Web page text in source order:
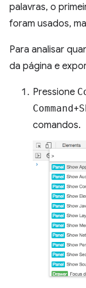
palavras, o
foram usados,
Para analisar
da página e
Pressione
Command+
comandos.